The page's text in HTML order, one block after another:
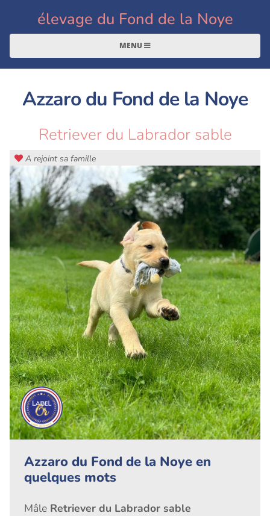
élevage du Fond de la Noye
MENU
Azzaro du Fond de la Noye
Retriever du Labrador sable
A rejoint sa famille
Azzaro du Fond de la Noye en
quelques mots
Mâle Retriever du Labrador sable